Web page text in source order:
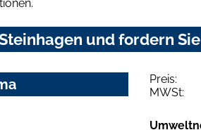
und fordern
Preis:
MWSt: